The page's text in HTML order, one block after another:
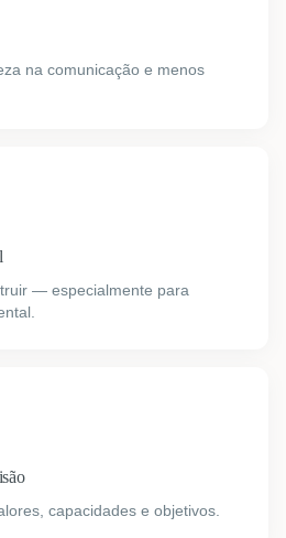
na comunicação e menos
— especialmente para
capacidades e objetivos.